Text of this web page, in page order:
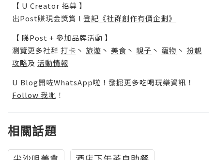
【 U Creator 招募 】
出Post賺現金獎賞 l 登記《社群創作有價企劃》
【 睇Post + 參加品牌活動 】
瀏覽更多社群 打卡 丶 旅遊 丶 美食 丶 親子 丶 寵物 丶 扮靚
攻略及 活動情報
U Blog開咗WhatsApp啦！發掘更多吃喝玩樂資訊！
Follow 我哋 ！
相關話題